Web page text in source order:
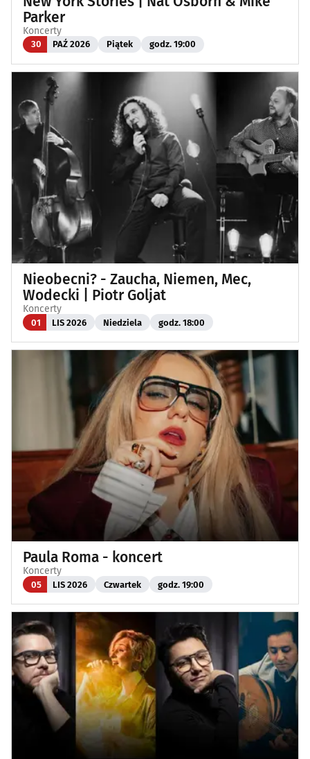
Parker
Koncerty
30 PAŹ 2026 Piątek godz. 19:00
Nieobecni? - Zaucha, Niemen, Mec,
Wodecki | Piotr Goljat
Koncerty
01 LIS 2026 Niedziela godz. 18:00
Paula Roma - koncert
Koncerty
05 LIS 2026 Czwartek godz. 19:00